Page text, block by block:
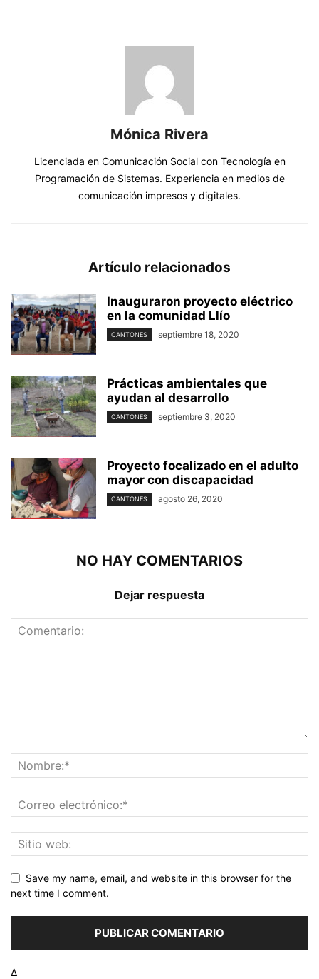
Mónica Rivera
Licenciada en Comunicación Social con Tecnología en
Programación de Sistemas. Experiencia en medios de
comunicación impresos y digitales.
Artículo relacionados
Inauguraron proyecto eléctrico
en la comunidad Llío
CANTONES septiembre 18, 2020
Prácticas ambientales que
ayudan al desarrollo
CANTONES septiembre 3, 2020
Proyecto focalizado en el adulto
mayor con discapacidad
CANTONES agosto 26, 2020
NO HAY COMENTARIOS
Dejar respuesta
Save my name, email, and website in this browser for the
next time I comment.
Δ